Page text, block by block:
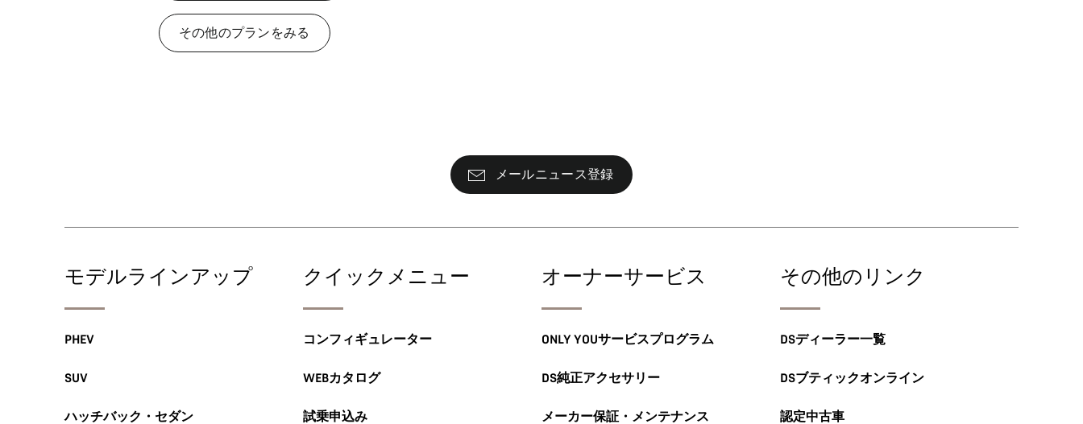
その他のプランをみる
メールニュース登録
モデルラインアップ
PHEV
SUV
ハッチバック・セダン
クイックメニュー
コンフィギュレーター
WEBカタログ
試乗申込み
オーナーサービス
ONLY YOUサービスプログラム
DS純正アクセサリー
メーカー保証・メンテナンス
その他のリンク
DSディーラー一覧
DSブティックオンライン
認定中古車